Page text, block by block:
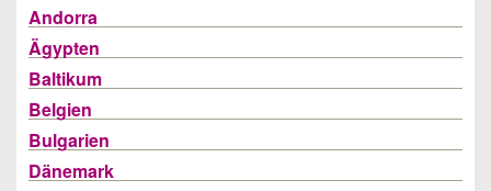
Andorra
Ägypten
Baltikum
Belgien
Bulgarien
Dänemark